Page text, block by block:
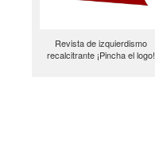
Revista de izquierdismo
recalcitrante ¡Pincha el logo!